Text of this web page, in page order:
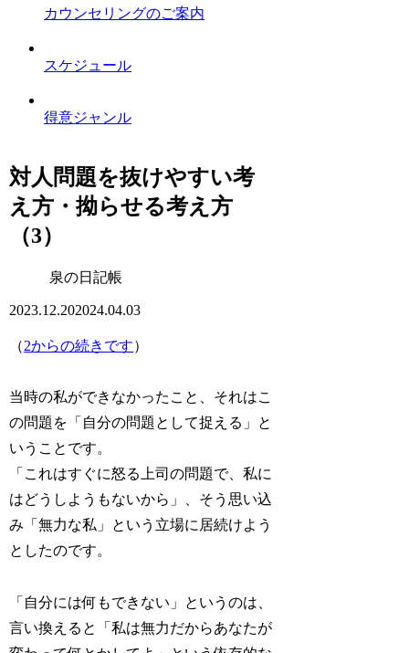
カウンセリングのご案内
スケジュール
得意ジャンル
対人問題を抜けやすい考
え方・拗らせる考え方
（3）
泉の日記帳
2023.12.202024.04.03
（2からの続きです）
当時の私ができなかったこと、それはこ
の問題を「自分の問題として捉える 」と
いうことです。
「これはすぐに怒る上司の問題で、私に
はどうしようもないから」、そう思い込
み「無力な私」という立場に居続けよう
としたのです。
「自分には何もできない」というのは、
言い換えると「私は無力だからあなたが